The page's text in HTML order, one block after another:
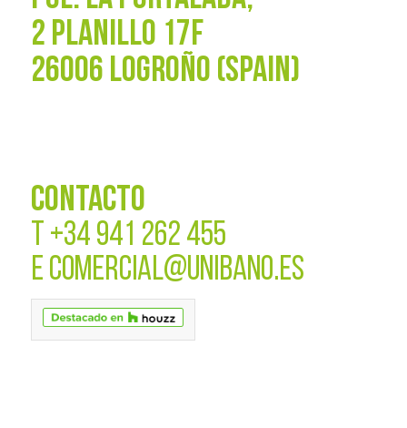
2 PLANILLO 17F
26006 LOGROÑO (SPAIN)
CONTACTO
T +34 941 262 455
E COMERCIAL@UNIBANO.ES